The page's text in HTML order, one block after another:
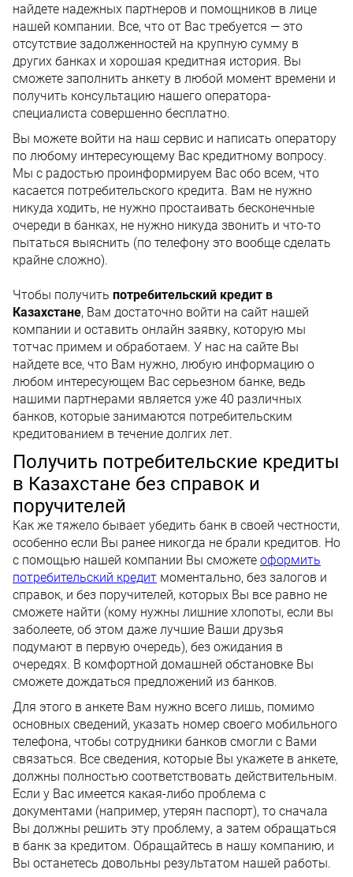
найдете надежных партнеров и помощников в лице
нашей компании. Все, что от Вас требуется — это
отсутствие задолженностей на крупную сумму в
других банках и хорошая кредитная история. Вы
сможете заполнить анкету в любой момент времени и
получить консультацию нашего оператора-
специалиста совершенно бесплатно.
Вы можете войти на наш сервис и написать оператору
по любому интересующему Вас кредитному вопросу.
Мы с радостью проинформируем Вас обо всем, что
касается потребительского кредита. Вам не нужно
никуда ходить, не нужно простаивать бесконечные
очереди в банках, не нужно никуда звонить и что-то
пытаться выяснить (по телефону это вообще сделать
крайне сложно).
Чтобы получить потребительский кредит в
Казахстане, Вам достаточно войти на сайт нашей
компании и оставить онлайн заявку, которую мы
тотчас примем и обработаем. У нас на сайте Вы
найдете все, что Вам нужно, любую информацию о
любом интересующем Вас серьезном банке, ведь
нашими партнерами является уже 40 различных
банков, которые занимаются потребительским
кредитованием в течение долгих лет.
Получить потребительские кредиты
в Казахстане без справок и
поручителей
Как же тяжело бывает убедить банк в своей честности,
особенно если Вы ранее никогда не брали кредитов. Но
с помощью нашей компании Вы сможете оформить
потребительский кредит моментально, без залогов и
справок, и без поручителей, которых Вы все равно не
сможете найти (кому нужны лишние хлопоты, если вы
заболеете, об этом даже лучшие Ваши друзья
подумают в первую очередь), без ожидания в
очередях. В комфортной домашней обстановке Вы
сможете дождаться предложений из банков.
Для этого в анкете Вам нужно всего лишь, помимо
основных сведений, указать номер своего мобильного
телефона, чтобы сотрудники банков смогли с Вами
связаться. Все сведения, которые Вы укажете в анкете,
должны полностью соответствовать действительным.
Если у Вас имеется какая-либо проблема с
документами (например, утерян паспорт), то сначала
Вы должны решить эту проблему, а затем обращаться
в банк за кредитом. Обращайтесь в нашу компанию, и
Вы останетесь довольны результатом нашей работы.